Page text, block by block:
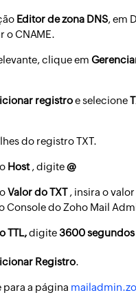
Editor de zona DNS, em
o CNAME.
clique em
registroe selecione
do registro TXT.
Host , digite@
Valor do TXT , insira o
Console do Zoho Mail
TTL,digite3600 segundos
Registro.
a página